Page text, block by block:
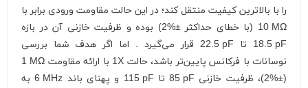
را با بالاترین کیفیت منتقل کند؛ در این حالت مقاومت ورودی برابر با
10 MΩ (با خطای حداکثر ±2%) بوده و ظرفیت خازنی آن در بازه
18.5 pF تا 22.5 pF قرار می‌گیرد . اما اگر هدف شما بررسی
نوسانات با فرکانس پایین‌تر باشد، حالت 1X با ارائه مقاومت 1 MΩ
(±
2%)، ظرفیت خازنی 85 pFتا 115 pF و پهنای باند 6 MHzبه